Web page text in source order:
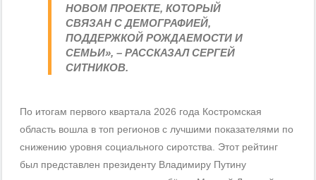
НОВОМ ПРОЕКТЕ, КОТОРЫЙ
СВЯЗАН С ДЕМОГРАФИЕЙ,
ПОДДЕРЖКОЙ РОЖДАЕМОСТИ И
СЕМЬИ», – РАССКАЗАЛ СЕРГЕЙ
СИТНИКОВ.
По итогам первого квартала 2026 года Костромская
область вошла в топ регионов с лучшими показателями по
снижению уровня социального сиротства. Этот рейтинг
был представлен президенту Владимиру Путину